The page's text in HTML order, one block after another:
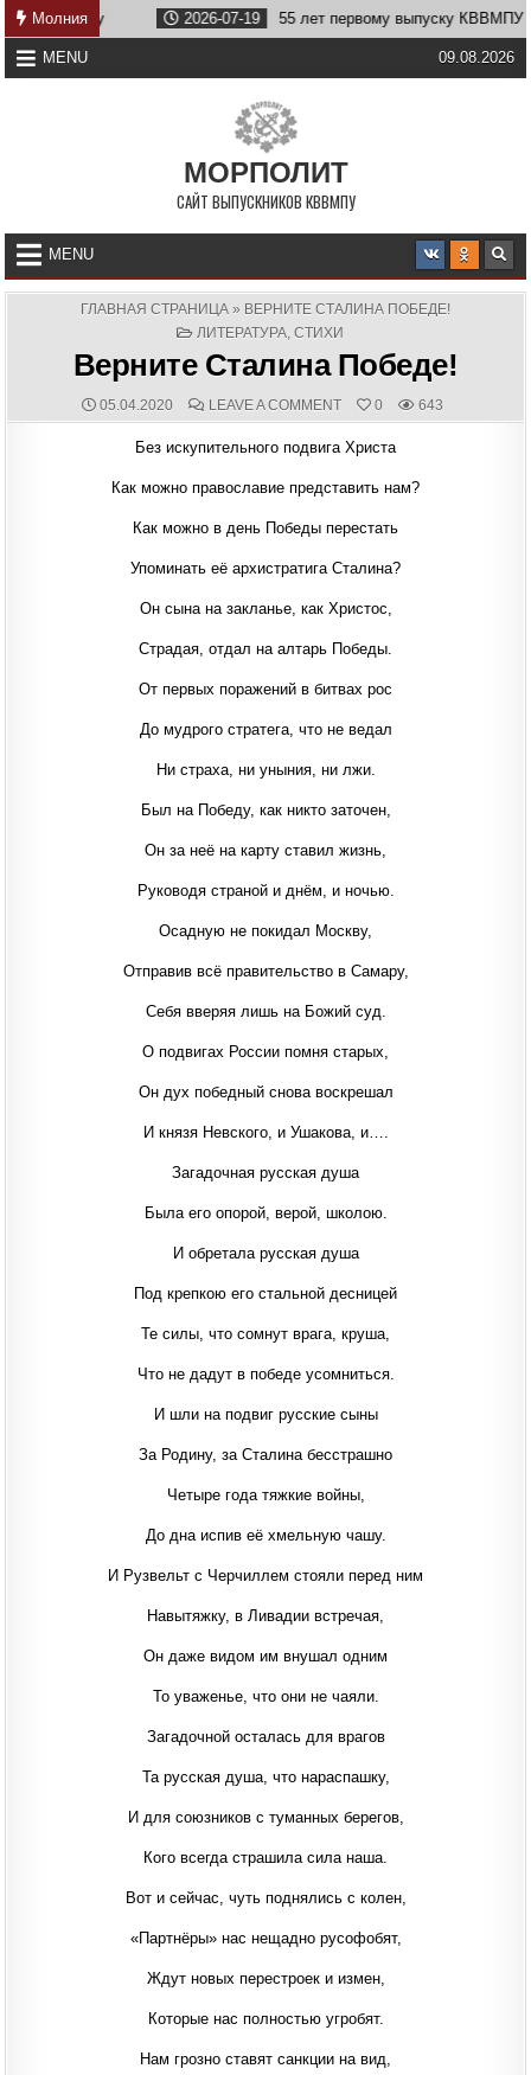
Skip
to
content
Молния 2026-07-19 55 лет первому выпуску КВВМПУ
MENU 09.08.2026
МОРПОЛИТ
САЙТ ВЫПУСКНИКОВ КВВМПУ
MENU
ГЛАВНАЯ СТРАНИЦА » ВЕРНИТЕ СТАЛИНА ПОБЕДЕ!
POSTED
ЛИТЕРАТУРА, СТИХИ
Верните Сталина Победе!
PUBLISHED
DATE:
05.04.2020 COMMENTS:
LEAVE A COMMENTON
ВЕРНИТЕ
ПОБЕДЕ!
0 643
Без искупительного подвига Христа
Как можно православие представить нам?
Как можно в день Победы перестать
Упоминать её архистратига Сталина?
Он сына на закланье, как Христос,
Страдая, отдал на алтарь Победы.
От первых поражений в битвах рос
До мудрого стратега, что не ведал
Ни страха, ни уныния, ни лжи.
Был на Победу, как никто заточен,
Он за неё на карту ставил жизнь,
Руководя страной и днём, и ночью.
Осадную не покидал Москву,
Отправив всё правительство в Самару,
Себя вверяя лишь на Божий суд.
О подвигах России помня старых,
Он дух победный снова воскрешал
И князя Невского, и Ушакова, и….
Загадочная русская душа
Была его опорой, верой, школою.
И обретала русская душа
Под крепкою его стальной десницей
Те силы, что сомнут врага, круша,
Что не дадут в победе усомниться.
И шли на подвиг русские сыны
За Родину, за Сталина бесстрашно
Четыре года тяжкие войны,
До дна испив её хмельную чашу.
И Рузвельт с Черчиллем стояли перед ним
Навытяжку, в Ливадии встречая,
Он даже видом им внушал одним
То уваженье, что они не чаяли.
Загадочной осталась для врагов
Та русская душа, что нараспашку,
И для союзников с туманных берегов,
Кого всегда страшила сила наша.
Вот и сейчас, чуть поднялись с колен,
«Партнёры» нас нещадно русофобят,
Ждут новых перестроек и измен,
Которые нас полностью угробят.
Нам грозно ставят санкции на вид,